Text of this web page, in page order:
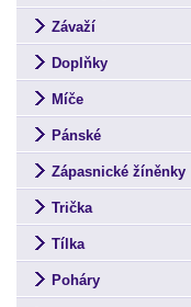
Závaží
Doplňky
Míče
Pánské
Zápasnické žíněnky
Trička
Tílka
Poháry